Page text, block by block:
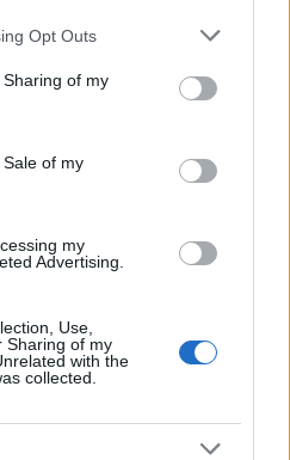
app uses one or more Google
behaviour. You may click to
and its third-party tags to
purposes in below Google
Opt Outs
of my
of my
my
Advertising.
Use,
Sharing of my
with the
collected.
της ΚΕΔΕ. Γράφει
στην Αυτοδιοίκηση.